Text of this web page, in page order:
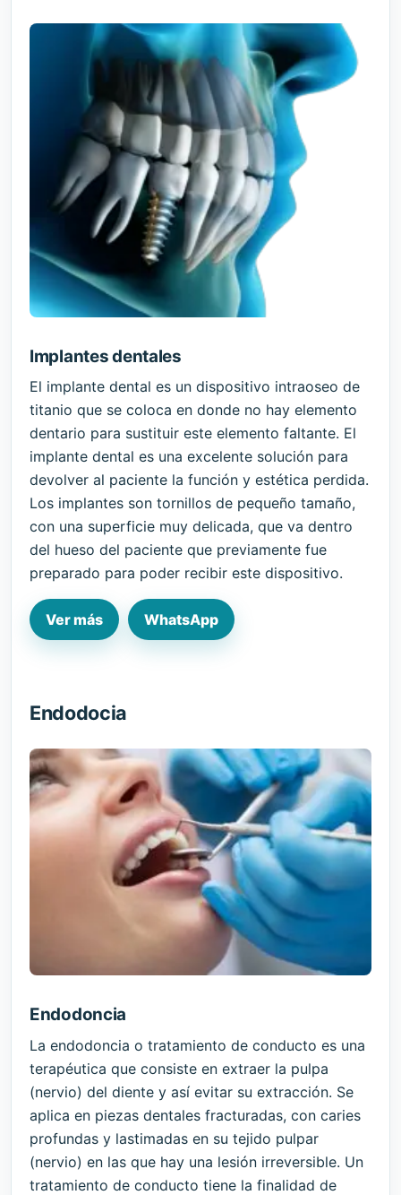
Implantes dentales
El implante dental es un dispositivo intraoseo de
titanio que se coloca en donde no hay elemento
dentario para sustituir este elemento faltante. El
implante dental es una excelente solución para
devolver al paciente la función y estética perdida.
Los implantes son tornillos de pequeño tamaño,
con una superficie muy delicada, que va dentro
del hueso del paciente que previamente fue
preparado para poder recibir este dispositivo.
Ver más WhatsApp
Endodocia
Endodoncia
La endodoncia o tratamiento de conducto es una
terapéutica que consiste en extraer la pulpa
(nervio) del diente y así evitar su extracción. Se
aplica en piezas dentales fracturadas, con caries
profundas y lastimadas en su tejido pulpar
(nervio) en las que hay una lesión irreversible. Un
tratamiento de conducto tiene la finalidad de